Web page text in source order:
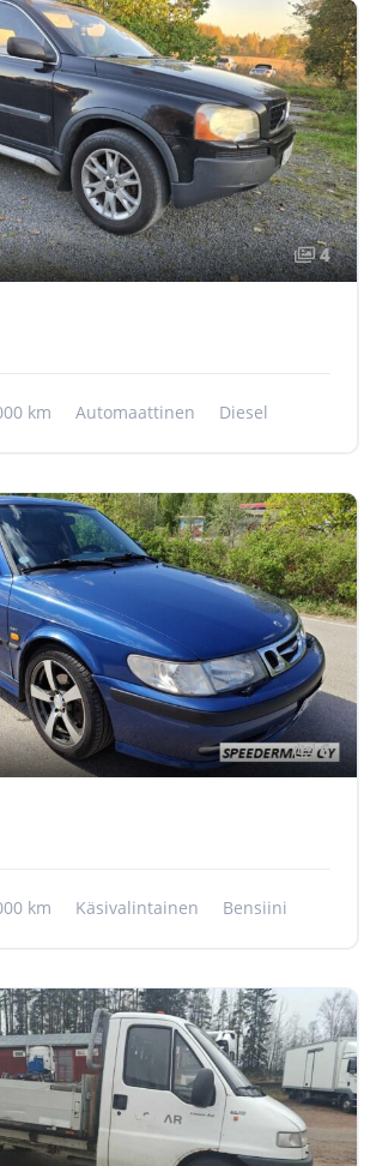
4
km Automaattinen Diesel
6
km Käsivalintainen Bensiini